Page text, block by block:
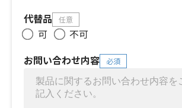
代替品 任意
可
不可
お問い合わせ内容
必須